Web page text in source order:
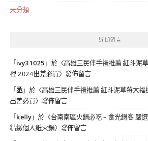
未分類
近期留言
「ivy31025 」於〈高雄三民伴手禮推薦 紅斗泥
裡 2024出差必買〉發佈留言
「丞」於〈高雄三民伴手禮推薦 紅斗泥草莓大
出差必買〉發佈留言
「kelly」於〈台南南區火鍋必吃 – 食光鍋客 嚴
精緻個人紙火鍋〉發佈留言